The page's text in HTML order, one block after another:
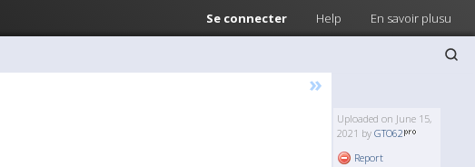
Se connecter Help En savoir plusu
»
Uploaded on June 15,
2021 by GTO62
Report